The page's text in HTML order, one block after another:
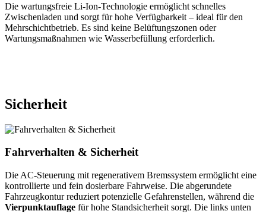
Die wartungsfreie Li-Ion-Technologie ermöglicht schnelles
Zwischenladen und sorgt für hohe Verfügbarkeit – ideal für den
Mehrschichtbetrieb. Es sind keine Belüftungszonen oder
Wartungsmaßnahmen wie Wasserbefüllung erforderlich.
Sicherheit
Fahrverhalten & Sicherheit
Die AC-Steuerung mit regenerativem Bremssystem ermöglicht eine
kontrollierte und fein dosierbare Fahrweise. Die abgerundete
Fahrzeugkontur reduziert potenzielle Gefahrenstellen, während die
Vierpunktauflage für hohe Standsicherheit sorgt. Die links unten